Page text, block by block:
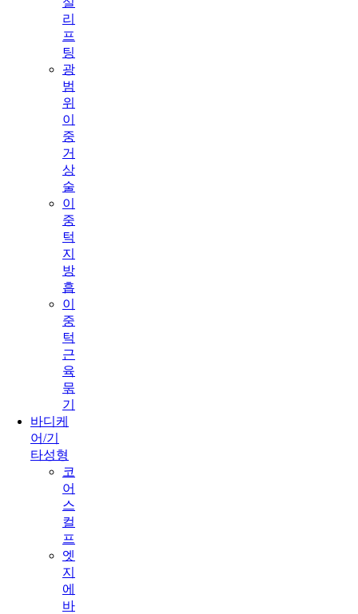
리
프
팅
광
범
위
이
중
거
상
술
이
중
턱
지
방
흡
이
중
턱
근
육
묶
기
바디케
어/기
타성형
코
어
스
컬
프
엣
지
에
바